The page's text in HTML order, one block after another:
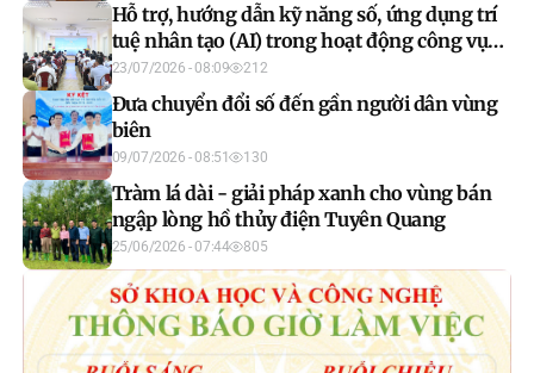
Hỗ trợ, hướng dẫn kỹ năng số, ứng dụng trí
tuệ nhân tạo (AI) trong hoạt động công vụ
cho các cơ quan khối thi đua Tham mưu -
Tổng hợp
23/07/2026 - 08:09 212
Đưa chuyển đổi số đến gần người dân vùng
biên
09/07/2026 - 08:51 130
Tràm lá dài - giải pháp xanh cho vùng bán
ngập lòng hồ thủy điện Tuyên Quang
25/06/2026 - 07:44 805